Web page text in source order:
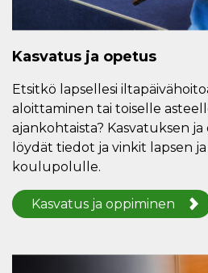
Kasvatus ja opetus
Etsitkö lapsellesi
aloittaminen tai toiselle
ajankohtaista? Kasvatuksen ja
löydät tiedot ja vinkit lapsen
koulupolulle.
Kasvatus ja oppiminen